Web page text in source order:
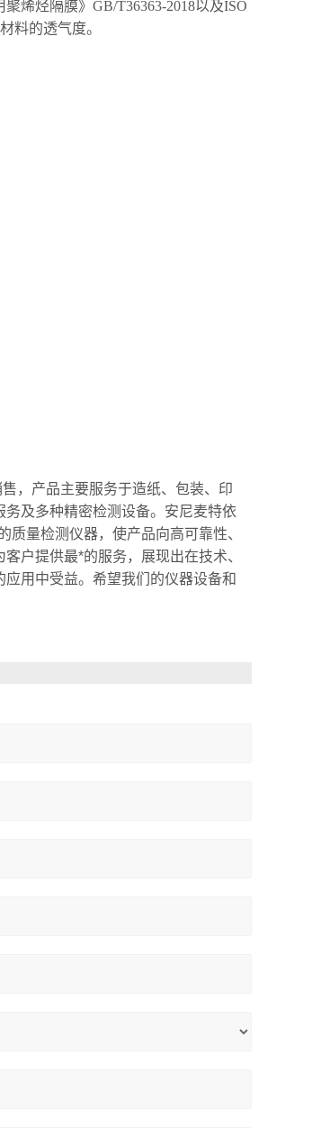
烯烃隔膜》 GB/T36363-2018以及ISO
料的透气度。
售，产品主要服务于造纸、包装、印
及多种精密检测设备。安尼麦特依
量检测仪器，使产品向高可靠性、
户提供最*的服务，展现出在技术、
用中受益。希望我们的仪器设备和